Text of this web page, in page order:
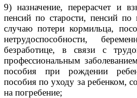
9) назначение, перерасчет и
пенсий по старости, пенсий по
случаю потери кормильца,
нетрудоспособности,
безработице, в связи с
профессиональным
пособия при рождении
пособия по уходу за ребенком,
на погребение;